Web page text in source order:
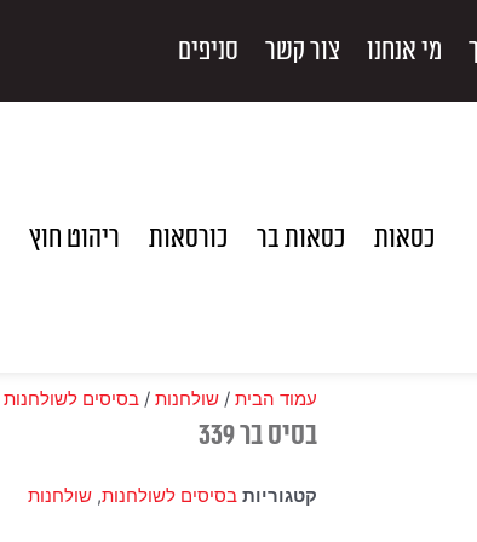
מי אנחנו צור קשר סניפים
כסאות כסאות בר כורסאות ריהוט חוץ
עמוד הבית / שולחנות / בסיסים לשולחנות
בסיס בר 339
קטגוריות בסיסים לשולחנות, שולחנות